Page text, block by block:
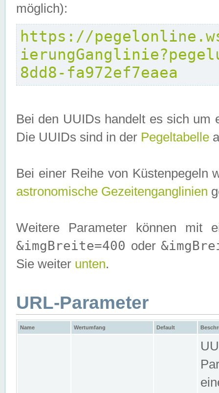
möglich):
https://
8dd8-fa972ef7eaea
Bei den UUIDs handelt es sich um
Die UUIDs sind in der Pegeltabelle
Bei einer Reihe von Küstenpegeln
astronomische Gezeitenganglinien
Weitere Parameter können mit
&imgBreite=400 oder
Sie weiter unten.
URL-Parameter
Name Wertumfang Default